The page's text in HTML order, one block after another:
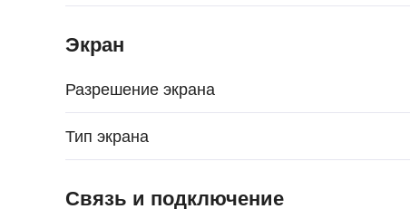
Экран
Разрешение экрана
Тип экрана
Связь и подключение